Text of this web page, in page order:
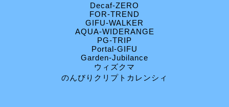
Decaf-ZERO
FOR-TREND
GIFU-WALKER
AQUA-WIDERANGE
PG-TRIP
Portal-GIFU
Garden-Jubilance
ウィズクマ
のんびりクリプトカレンシィ